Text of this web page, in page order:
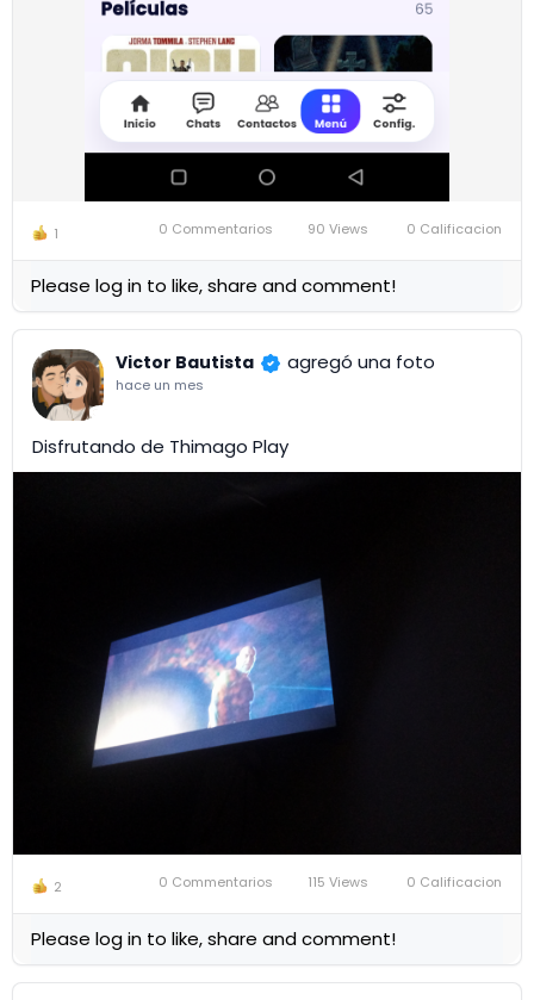
1 0 Commentarios 90 Views 0 Calificacion
Please log in to like, share and comment!
Victor Bautista agregó una foto
hace un mes
Disfrutando de Thimago Play
2 0 Commentarios 115 Views 0 Calificacion
Please log in to like, share and comment!